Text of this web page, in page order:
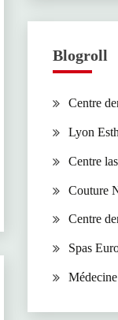
Blogroll
Centre
Lyon
Centre
Couture
Centre
Spas